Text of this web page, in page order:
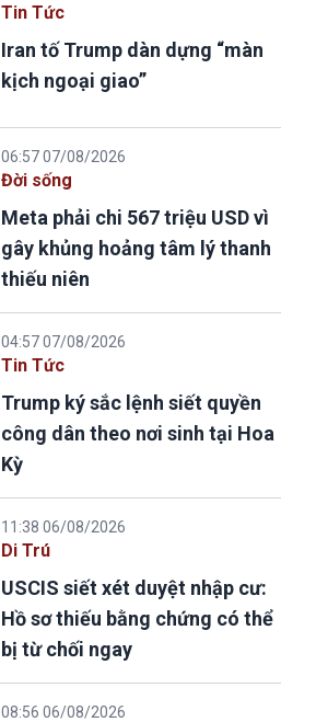
Tin Tức
Iran tố Trump dàn dựng “màn
kịch ngoại giao”
06:57 07/08/2026
Đời sống
Meta phải chi 567 triệu USD vì
gây khủng hoảng tâm lý thanh
thiếu niên
04:57 07/08/2026
Tin Tức
Trump ký sắc lệnh siết quyền
công dân theo nơi sinh tại Hoa
Kỳ
11:38 06/08/2026
Di Trú
USCIS siết xét duyệt nhập cư:
Hồ sơ thiếu bằng chứng có thể
bị từ chối ngay
08:56 06/08/2026